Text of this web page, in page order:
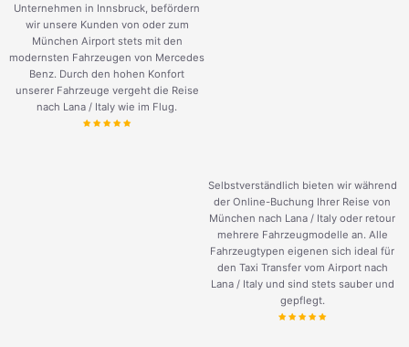
Unternehmen in Innsbruck, befördern
wir unsere Kunden von oder zum
München Airport stets mit den
modernsten Fahrzeugen von Mercedes
Benz. Durch den hohen Konfort
unserer Fahrzeuge vergeht die Reise
nach Lana / Italy wie im Flug.
Selbstverständlich bieten wir während
der Online-Buchung Ihrer Reise von
München nach Lana / Italy oder retour
mehrere Fahrzeugmodelle an. Alle
Fahrzeugtypen eigenen sich ideal für
den Taxi Transfer vom Airport nach
Lana / Italy und sind stets sauber und
gepflegt.